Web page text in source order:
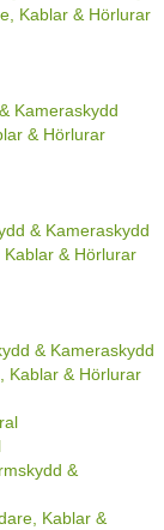
Kablar & Hörlurar
Kameraskydd
& Hörlurar
& Kameraskydd
& Hörlurar
& Kameraskydd
Kablar & Hörlurar
&
Kablar &